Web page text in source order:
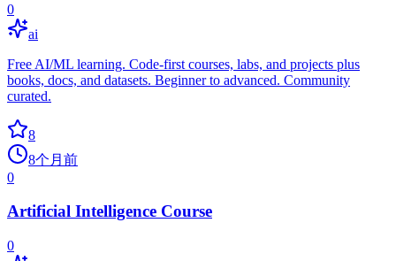
0
ai
Free AI/ML learning. Code-first courses, labs, and projects plus
books, docs, and datasets. Beginner to advanced. Community
curated.
8
8个月前
0
Artificial Intelligence Course
0